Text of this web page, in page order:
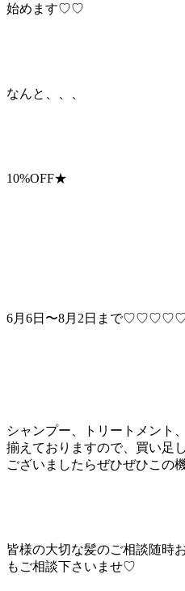
始めます♡♡
なんと、、、
10%OFF★
6月6日〜8月2日まで
シャンプー、トリートメント
揃えておりますので、買い足
ございましたらぜひぜひこの
皆様の大切な髪のご相談随時
もご相談下さいませ♡